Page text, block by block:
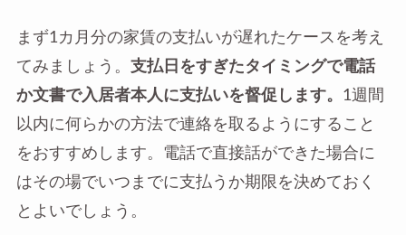
まず1カ月分の家賃の支払いが遅れたケースを考え
てみましょう。 支払日をすぎたタイミングで電話
か文書で入居者本人に支払いを督促します。 1週間
以内に何らかの方法で連絡を取るようにすること
をおすすめします。電話で直接話ができた場合に
はその場でいつまでに支払うか期限を決めておく
とよいでしょう。